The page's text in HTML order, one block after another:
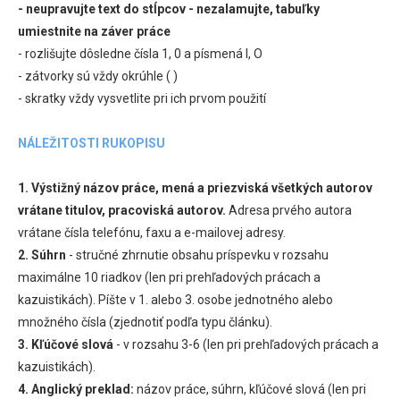
- neupravujte text do stĺpcov - nezalamujte, tabuľky
umiestnite na záver práce
- rozlišujte dôsledne čísla 1, 0 a písmená l, O
- zátvorky sú vždy okrúhle ( )
- skratky vždy vysvetlite pri ich prvom použití
NÁLEŽITOSTI RUKOPISU
1. Výstižný názov práce, mená a priezviská všetkých autorov
vrátane titulov, pracoviská autorov. Adresa prvého autora
vrátane čísla telefónu, faxu a e-mailovej adresy.
2. Súhrn - stručné zhrnutie obsahu príspevku v rozsahu
maximálne 10 riadkov (len pri prehľadových prácach a
kazuistikách). Píšte v 1. alebo 3. osobe jednotného alebo
množného čísla (zjednotiť podľa typu článku).
3. Kľúčové slová - v rozsahu 3-6 (len pri prehľadových prácach a
kazuistikách).
4. Anglický preklad: názov práce, súhrn, kľúčové slová (len pri